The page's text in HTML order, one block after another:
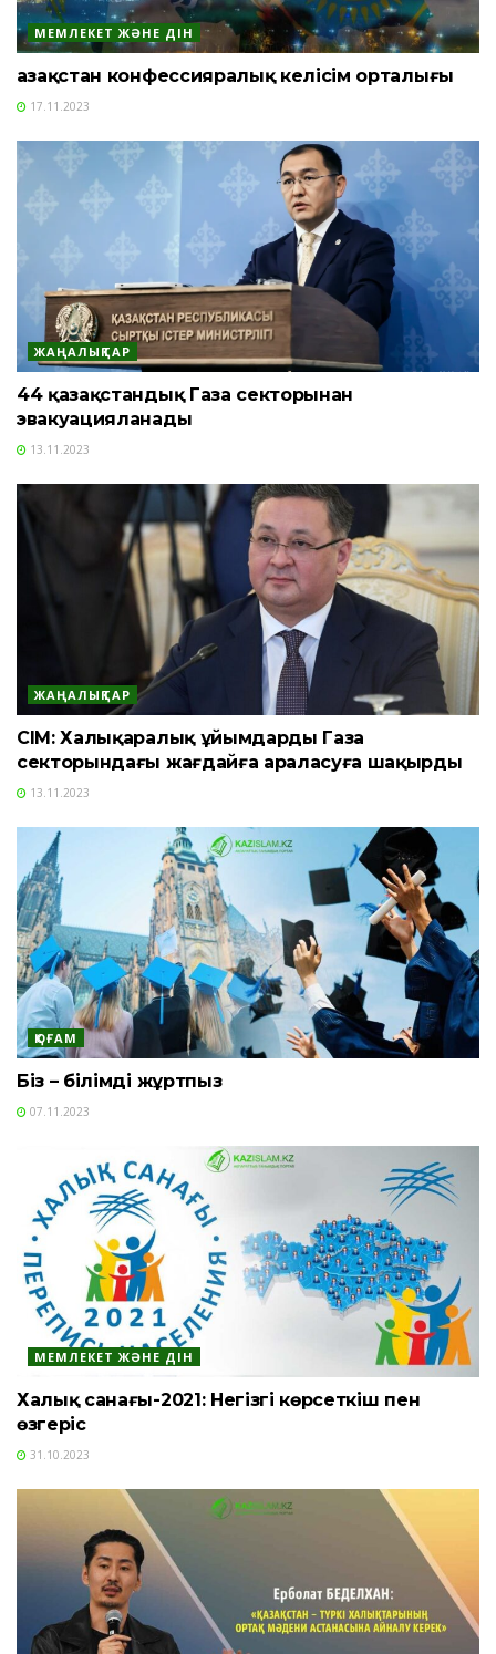
МЕМЛЕКЕТ ЖӘНЕ ДІН
Қазақстан конфессияралық келісім орталығы
17.11.2023
ЖАҢАЛЫҚТАР
44 қазақстандық Газа секторынан
эвакуацияланады
13.11.2023
ЖАҢАЛЫҚТАР
СІМ: Халықаралық ұйымдарды Газа
секторындағы жағдайға араласуға шақырды
13.11.2023
ҚОҒАМ
Біз – білімді жұртпыз
07.11.2023
МЕМЛЕКЕТ ЖӘНЕ ДІН
Халық санағы-2021: Негізгі көрсеткіш пен
өзгеріс
31.10.2023